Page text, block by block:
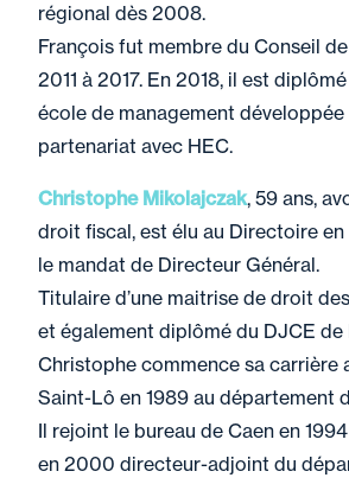
régional dès 2008.
François fut membre du Conseil
2011 à 2017. En 2018, il est
école de management
partenariat avec HEC.
Christophe Mikolajczak, 59 ans,
droit fiscal, est élu au Directoire
le mandat de Directeur Général.
Titulaire d’une maitrise de droit
et également diplômé du DJCE de
Christophe commence sa carrière
Saint-Lô en 1989 au département
Il rejoint le bureau de Caen en
en 2000 directeur-adjoint du